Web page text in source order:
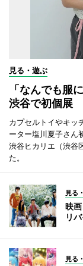
見る・遊ぶ
「なんでも服
渋谷で初個展
カプセルトイやキッ
ーター塩川夏子さん
渋谷ヒカリエ（渋谷
た。
見る
映
リ
見る